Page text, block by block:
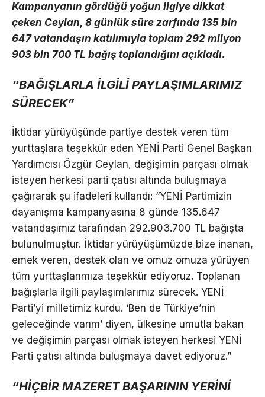
Kampanyanın gördüğü yoğun ilgiye dikkat
çeken Ceylan, 8 günlük süre zarfında 135 bin
647 vatandaşın katılımıyla toplam 292 milyon
903 bin 700 TL bağış toplandığını açıkladı.
“BAĞIŞLARLA İLGİLİ PAYLAŞIMLARIMIZ
SÜRECEK”
İktidar yürüyüşünde partiye destek veren tüm
yurttaşlara teşekkür eden YENİ Parti Genel Başkan
Yardımcısı Özgür Ceylan, değişimin parçası olmak
isteyen herkesi parti çatısı altında buluşmaya
çağırarak şu ifadeleri kullandı: “YENİ Partimizin
dayanışma kampanyasına 8 günde 135.647
vatandaşımız tarafından 292.903.700 TL bağışta
bulunulmuştur. İktidar yürüyüşümüzde bize inanan,
emek veren, destek olan ve omuz omuza yürüyen
tüm yurttaşlarımıza teşekkür ediyoruz. Toplanan
bağışlarla ilgili paylaşımlarımız sürecek. YENİ
Parti’yi milletimiz kurdu. ‘Ben de Türkiye’nin
geleceğinde varım’ diyen, ülkesine umutla bakan
ve değişimin parçası olmak isteyen herkesi YENİ
Parti çatısı altında buluşmaya davet ediyoruz.”
“HİÇBİR MAZERET BAŞARININ YERİNİ